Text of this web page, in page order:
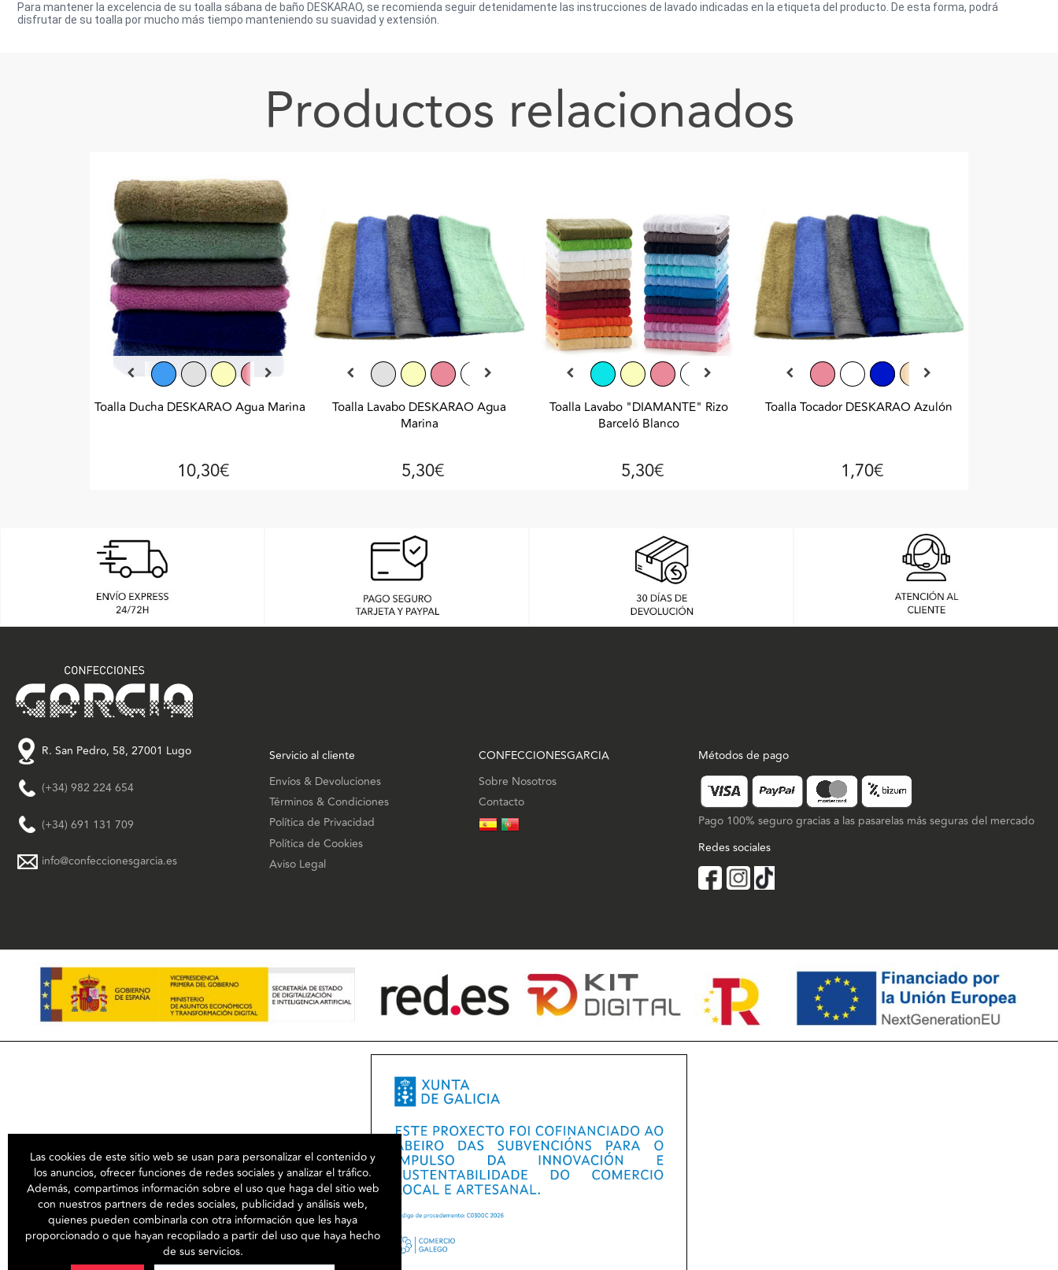
Para mantener la excelencia de su toalla sábana de baño DESKARAO, se recomienda seguir detenidamente las instrucciones de lavado indicadas en la etiqueta del producto. De esta forma, podrá
disfrutar de su toalla por mucho más tiempo manteniendo su suavidad y extensión.
Productos relacionados
Toalla Ducha DESKARAO Agua Marina
10,30€
Toalla Lavabo DESKARAO Agua
Marina
5,30€
Toalla Lavabo "DIAMANTE" Rizo
Barceló Blanco
5,30€
Toalla Tocador DESKARAO Azulón
1,70€
Las cookies de este sitio web se usan para personalizar el contenido y
los anuncios, ofrecer funciones de redes sociales y analizar el tráfico.
Además, compartimos información sobre el uso que haga del sitio web
con nuestros partners de redes sociales, publicidad y análisis web,
quienes pueden combinarla con otra información que les haya
proporcionado o que hayan recopilado a partir del uso que haya hecho
de sus servicios.
R. San Pedro, 58, 27001 Lugo
(+34) 982 224 654
(+34) 691 131 709
info@confeccionesgarcia.es
Servicio al cliente
Envíos & Devoluciones
Términos & Condiciones
Política de Privacidad
Política de Cookies
Aviso Legal
CONFECCIONESGARCIA
Sobre Nosotros
Contacto
Métodos de pago
Pago 100% seguro gracias a las pasarelas más seguras del mercado
Redes sociales